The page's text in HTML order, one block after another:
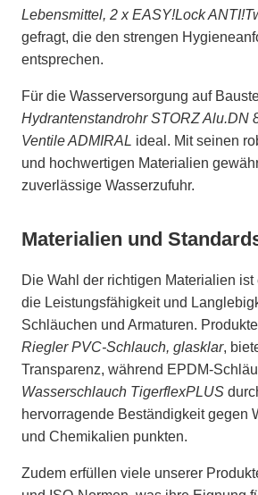
Lebensmittel, 2 x EASY!Lock
gefragt, die den strengen
entsprechen.
Für die Wasserversorgung auf
Hydrantenstandrohr STORZ Alu.DN
Ventile ADMIRAL ideal. Mit seinen
und hochwertigen Materialien
zuverlässige Wasserzufuhr.
Materialien und
Die Wahl der richtigen Materialien
die Leistungsfähigkeit und
Schläuchen und Armaturen.
Riegler PVC-Schlauch, glasklar,
Transparenz, während EPDM-
Wasserschlauch TigerflexPLUS
hervorragende Beständigkeit gegen
und Chemikalien punkten.
Zudem erfüllen viele unserer